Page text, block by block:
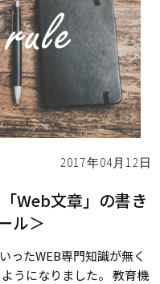
2017年04月12日
Web文章」の書き
ル＞
ったWEB専門知識が無く
うになりました。 教育機